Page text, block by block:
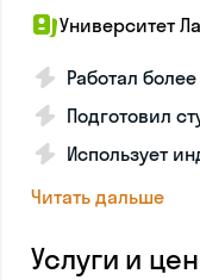
Университет
Работал
Подготовил
Использует
Читать дальше
Услуги и